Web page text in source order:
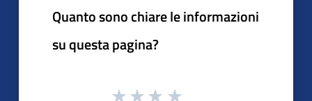
Quanto sono chiare le informazioni
su questa pagina?